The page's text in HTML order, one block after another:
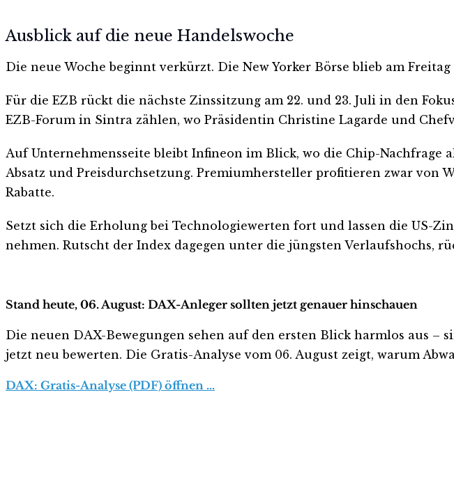
Ausblick auf die neue Handelswoche
Die neue Woche beginnt verkürzt. Die New Yorker Börse blieb am
Für die EZB rückt die nächste Zinssitzung am 22. und 23. Juli in den
EZB-Forum in Sintra zählen, wo Präsidentin Christine Lagarde und
Auf Unternehmensseite bleibt Infineon im Blick, wo die Chip-Nachfrage
Absatz und Preisdurchsetzung. Premiumhersteller profitieren zwar von
Rabatte.
Setzt sich die Erholung bei Technologiewerten fort und lassen die US-
nehmen. Rutscht der Index dagegen unter die jüngsten Verlaufshochs,
Stand heute, 06. August: DAX-Anleger sollten jetzt genauer hinschauen
Die neuen DAX-Bewegungen sehen auf den ersten Blick harmlos aus
jetzt neu bewerten. Die Gratis-Analyse vom 06. August zeigt, warum
DAX: Gratis-Analyse (PDF) öffnen …